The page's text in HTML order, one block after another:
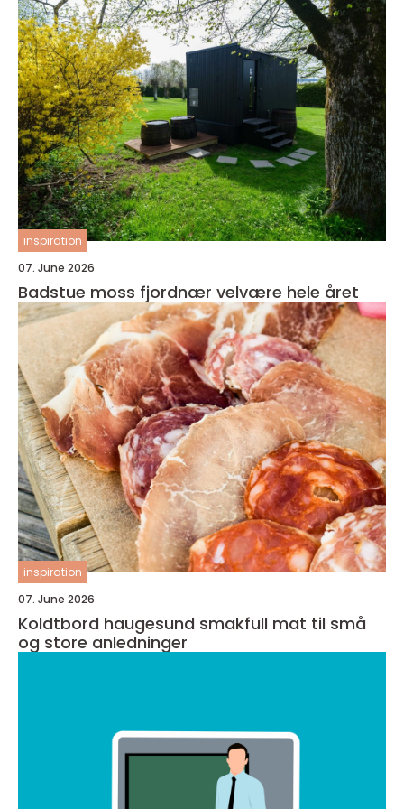
inspiration
07. June 2026
Badstue moss fjordnær velvære hele året
inspiration
07. June 2026
Koldtbord haugesund smakfull mat til små
og store anledninger